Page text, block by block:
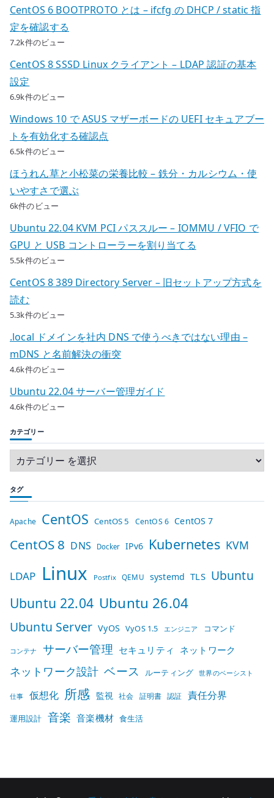
CentOS 6 BOOTPROTO とは – ifcfg の DHCP / static 指
定を確認する
7.2k件のビュー
CentOS 8 SSSD Linux クライアント – LDAP 認証の基本
設定
6.9k件のビュー
Windows 10 で ASUS マザーボードの UEFI セキュアブー
トを有効化する確認点
6.5k件のビュー
ほうれん草と小松菜の栄養比較 – 鉄分・カルシウム・使
いやすさで選ぶ
6k件のビュー
Ubuntu 22.04 KVM PCI パススルー – IOMMU / VFIO で
GPU と USB コントローラーを割り当てる
5.5k件のビュー
CentOS 8 389 Directory Server – 旧セットアップ方式を
読む
5.3k件のビュー
.local ドメインを社内 DNS で使うべきではない理由 –
mDNS と名前解決の衝突
4.6k件のビュー
Ubuntu 22.04 サーバー管理ガイド
4.6k件のビュー
カテゴリー
タグ
Apache CentOS CentOS 5 CentOS 6 CentOS 7
CentOS 8 DNS Docker IPv6 Kubernetes KVM
LDAP Linux Postfix QEMU systemd TLS Ubuntu
Ubuntu 22.04 Ubuntu 26.04
Ubuntu Server VyOS VyOS 1.5 エンジニア コマンド
コンテナ サーバー管理 セキュリティ ネットワーク
ネットワーク設計 ベース ルーティング 世界のベーシスト
仕事 仮想化 所感 監視 社会 証明書 認証 責任分界
運用設計 音楽 音楽機材 食生活